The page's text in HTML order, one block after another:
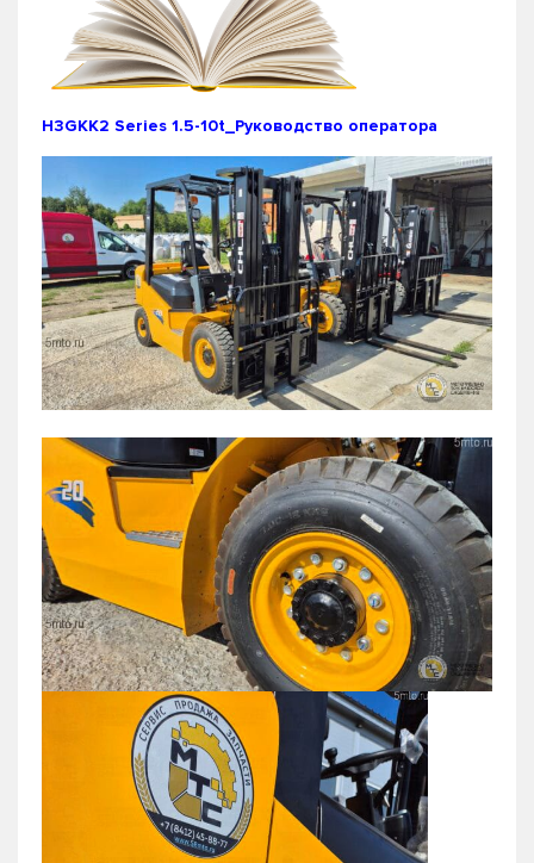
H3GKK2 Series 1.5-10t_Руководство оператора